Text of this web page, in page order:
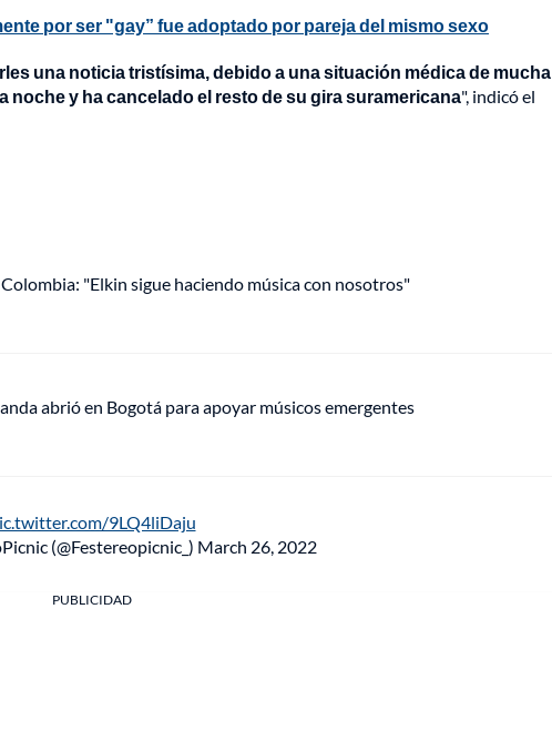
por ser "gay” fue adoptado por pareja del mismo sexo
una noticia tristísima, debido a una situación médica de mucha
y ha cancelado el resto de su gira suramericana", indicó el
"Elkin sigue haciendo música con nosotros"
abrió en Bogotá para apoyar músicos emergentes
9LQ4liDaju
(@Festereopicnic_) March 26, 2022
PUBLICIDAD